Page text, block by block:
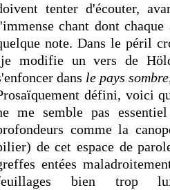
tenter d'écouter,
chant dont
note. Dans le péril
modifie un vers de
dans le pays sombre
défini, voici
me semble pas
comme la
de cet espace de
entées
bien trop